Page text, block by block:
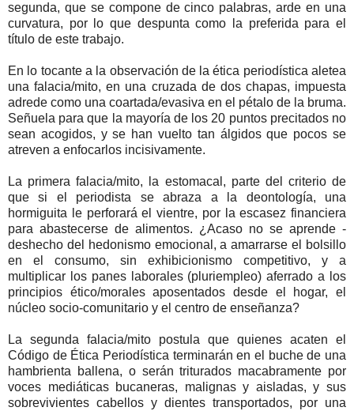
segunda, que se compone de cinco palabras, arde en una
curvatura, por lo que despunta como la preferida para el
título de este trabajo.
En lo tocante a la observación de la ética periodística aletea
una falacia/mito, en una cruzada de dos chapas, impuesta
adrede como una coartada/evasiva en el pétalo de la bruma.
Señuela para que la mayoría de los 20 puntos precitados no
sean acogidos, y se han vuelto tan álgidos que pocos se
atreven a enfocarlos incisivamente.
La primera falacia/mito, la estomacal, parte del criterio de
que si el periodista se abraza a la deontología, una
hormiguita le perforará el vientre, por la escasez financiera
para abastecerse de alimentos. ¿Acaso no se aprende -
deshecho del hedonismo emocional, a amarrarse el bolsillo
en el consumo, sin exhibicionismo competitivo, y a
multiplicar los panes laborales (pluriempleo) aferrado a los
principios ético/morales aposentados desde el hogar, el
núcleo socio-comunitario y el centro de enseñanza?
La segunda falacia/mito postula que quienes acaten el
Código de Ética Periodística terminarán en el buche de una
hambrienta ballena, o serán triturados macabramente por
voces mediáticas bucaneras, malignas y aisladas, y sus
sobrevivientes cabellos y dientes transportados, por una